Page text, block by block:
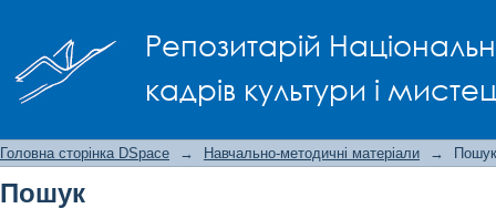
Репозитарій
кадрів культури і
Головна сторінка DSpace → Навчально-методичні матеріали → Пошук
Пошук